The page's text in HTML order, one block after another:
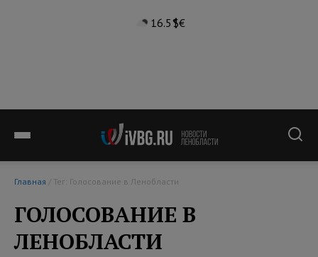
16.5°$€
Главная / Тег: Голосование в Ленобласти
ГОЛОСОВАНИЕ В
ЛЕНОБЛАСТИ